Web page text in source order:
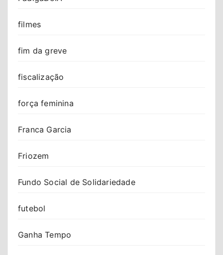
filmes
fim da greve
fiscalização
força feminina
Franca Garcia
Friozem
Fundo Social de Solidariedade
futebol
Ganha Tempo